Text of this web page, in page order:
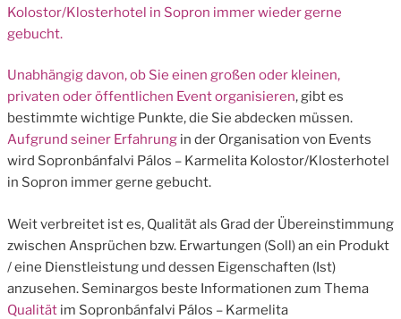
Kolostor/Klosterhotel in Sopron immer wieder gerne
gebucht.
Unabhängig davon, ob Sie einen großen oder kleinen,
privaten oder öffentlichen Event organisieren, gibt es
bestimmte wichtige Punkte, die Sie abdecken müssen.
Aufgrund seiner Erfahrung in der Organisation von Events
wird Sopronbánfalvi Pálos – Karmelita Kolostor/Klosterhotel
in Sopron immer gerne gebucht.
Weit verbreitet ist es, Qualität als Grad der Übereinstimmung
zwischen Ansprüchen bzw. Erwartungen (Soll) an ein Produkt
/ eine Dienstleistung und dessen Eigenschaften (Ist)
anzusehen. Seminargos beste Informationen zum Thema
Qualität im Sopronbánfalvi Pálos – Karmelita